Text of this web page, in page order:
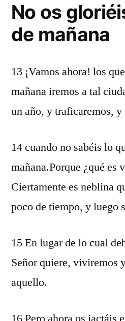
No os
de mañana
13 ¡Vamos ahora! los
mañana iremos a tal
un año, y traficaremos, y
14 cuando no sabéis lo
mañana.Porque ¿qué es
Ciertamente es neblina
poco de tiempo, y luego
15 En lugar de lo cual
Señor quiere, viviremos
aquello.